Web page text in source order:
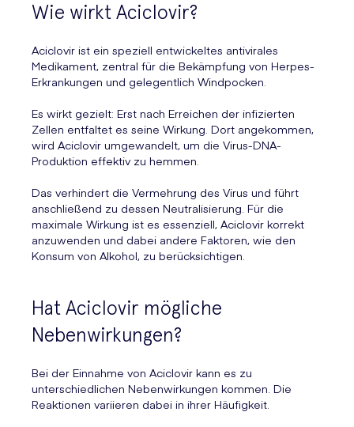
Wie wirkt Aciclovir?
Aciclovir ist ein speziell entwickeltes antivirales
Medikament, zentral für die Bekämpfung von Herpes-
Erkrankungen und gelegentlich Windpocken.
Es wirkt gezielt: Erst nach Erreichen der infizierten
Zellen entfaltet es seine Wirkung. Dort angekommen,
wird Aciclovir umgewandelt, um die Virus-DNA-
Produktion effektiv zu hemmen.
Das verhindert die Vermehrung des Virus und führt
anschließend zu dessen Neutralisierung. Für die
maximale Wirkung ist es essenziell, Aciclovir korrekt
anzuwenden und dabei andere Faktoren, wie den
Konsum von Alkohol, zu berücksichtigen.
Hat Aciclovir mögliche
Nebenwirkungen?
Bei der Einnahme von Aciclovir kann es zu
unterschiedlichen Nebenwirkungen kommen. Die
Reaktionen variieren dabei in ihrer Häufigkeit.